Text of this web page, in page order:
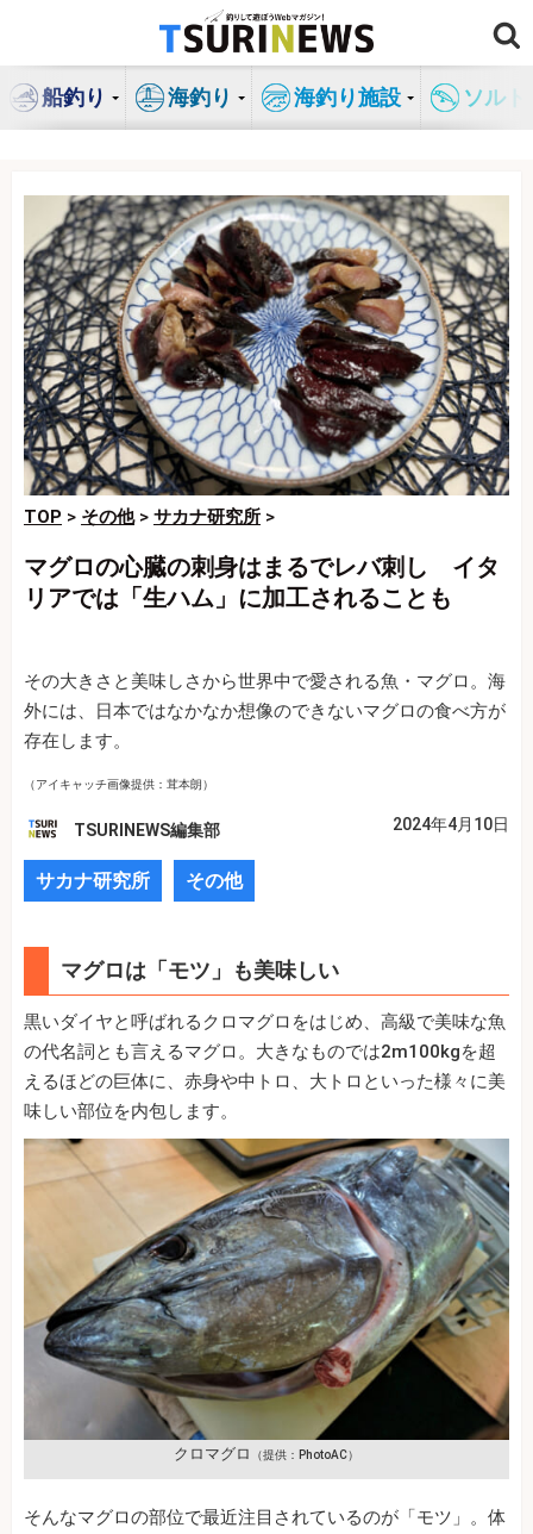
ン
船釣り 海釣り 海釣り施設 ソル
TOP > その他> サカナ研究所 >
マグロの心臓の刺身はまるでレバ刺し イタ
リアでは「生ハム」に加工されることも
その大きさと美味しさから世界中で愛される魚・マグロ。海
外には、日本ではなかなか想像のできないマグロの食べ方が
存在します。
（アイキャッチ画像提供：茸本朗）
TSURINEWS編集部 2024年4月10日
サカナ研究所 その他
マグロは「モツ」も美味しい
黒いダイヤと呼ばれるクロマグロをはじめ、高級で美味な魚
の代名詞とも言えるマグロ。大きなものでは2m100kgを超
えるほどの巨体に、赤身や中トロ、大トロといった様々に美
味しい部位を内包します。
クロマグロ （提供：PhotoAC）
そんなマグロの部位で最近注目されているのが「モツ」。体